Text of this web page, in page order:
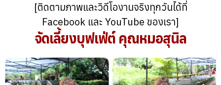
[ติดตามภาพและวิดีโองานจริงทุกวันได้ที่
Facebook และ YouTube ของเรา]
จัดเลี้ยงบุฟเฟ่ต์ คุณหมอสุนิล